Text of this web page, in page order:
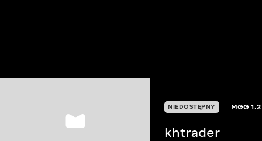
NIEDOSTĘPNY MGG1.2
khtrader